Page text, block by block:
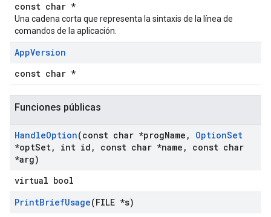
const char *
Una cadena corta que representa la sintaxis de la línea de
comandos de la aplicación.
AppVersion
const char *
Funciones públicas
HandleOption(const char *progName , OptionSet
*optSet, int id , const char *name ,
const char
*arg)
virtual bool
PrintBriefUsage(FILE *s)